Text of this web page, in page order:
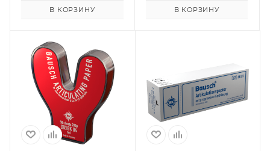
В КОРЗИНУ В КОРЗИНУ